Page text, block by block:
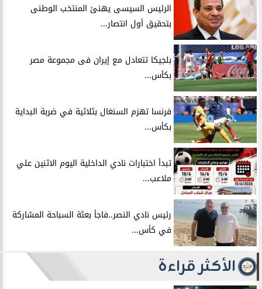
الرئيس السيسى يهنئ المنتخب الوطنى
بتحقيق أول انتصار...
بلجيكا تتعادل مع إيران فى مجموعة مصر
بكأس...
فرنسا تهزم السنغال بثلاثية في ضربة البداية
بكأس...
تبدأ اختبارات نادي الداخلية اليوم الاثنين علي
ملاعب...
رئيس نادي النصر..فاجأ بعثة السباحة المشاركة
في كأس...
الأكثر قراءة